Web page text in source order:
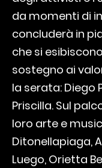
da momenti di
concluderà in
che si
sostegno ai
la serata: Diego
Priscilla. Sul
loro arte e
Ditonellapiaga,
Luego, Orietta